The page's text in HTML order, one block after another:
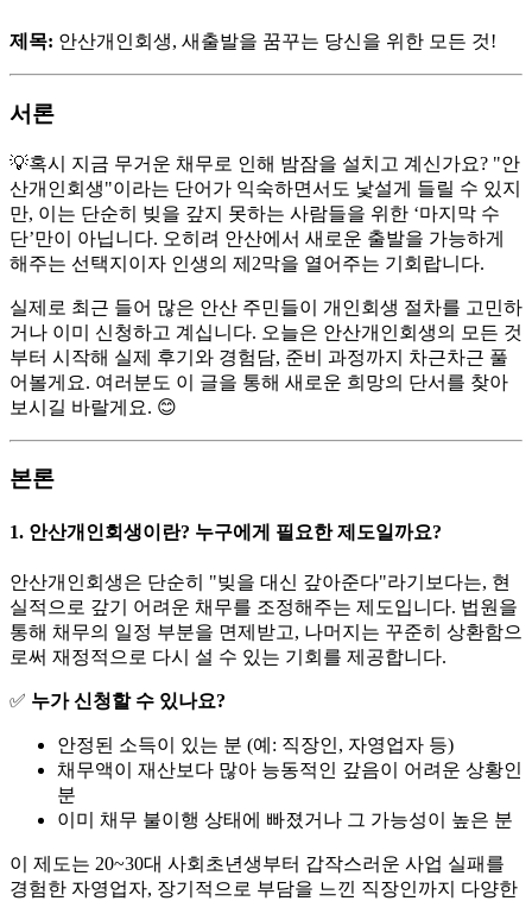
제목: 안산개인회생, 새출발을 꿈꾸는 당신을 위한 모든 것!
서론
💡혹시 지금 무거운 채무로 인해 밤잠을 설치고 계신가요? "안
산개인회생"이라는 단어가 익숙하면서도 낯설게 들릴 수 있지
만, 이는 단순히 빚을 갚지 못하는 사람들을 위한 ‘마지막 수
단’만이 아닙니다. 오히려 안산에서 새로운 출발을 가능하게
해주는 선택지이자 인생의 제2막을 열어주는 기회랍니다.
실제로 최근 들어 많은 안산 주민들이 개인회생 절차를 고민하
거나 이미 신청하고 계십니다. 오늘은 안산개인회생의 모든 것
부터 시작해 실제 후기와 경험담, 준비 과정까지 차근차근 풀
어볼게요. 여러분도 이 글을 통해 새로운 희망의 단서를 찾아
보시길 바랄게요. 😊
본론
1. 안산개인회생이란? 누구에게 필요한 제도일까요?
안산개인회생은 단순히 "빚을 대신 갚아준다"라기보다는, 현
실적으로 갚기 어려운 채무를 조정해주는 제도입니다. 법원을
통해 채무의 일정 부분을 면제받고, 나머지는 꾸준히 상환함으
로써 재정적으로 다시 설 수 있는 기회를 제공합니다.
✅ 누가 신청할 수 있나요?
안정된 소득이 있는 분 (예: 직장인, 자영업자 등)
채무액이 재산보다 많아 능동적인 갚음이 어려운 상황인
분
이미 채무 불이행 상태에 빠졌거나 그 가능성이 높은 분
이 제도는 20~30대 사회초년생부터 갑작스러운 사업 실패를
경험한 자영업자, 장기적으로 부담을 느낀 직장인까지 다양한